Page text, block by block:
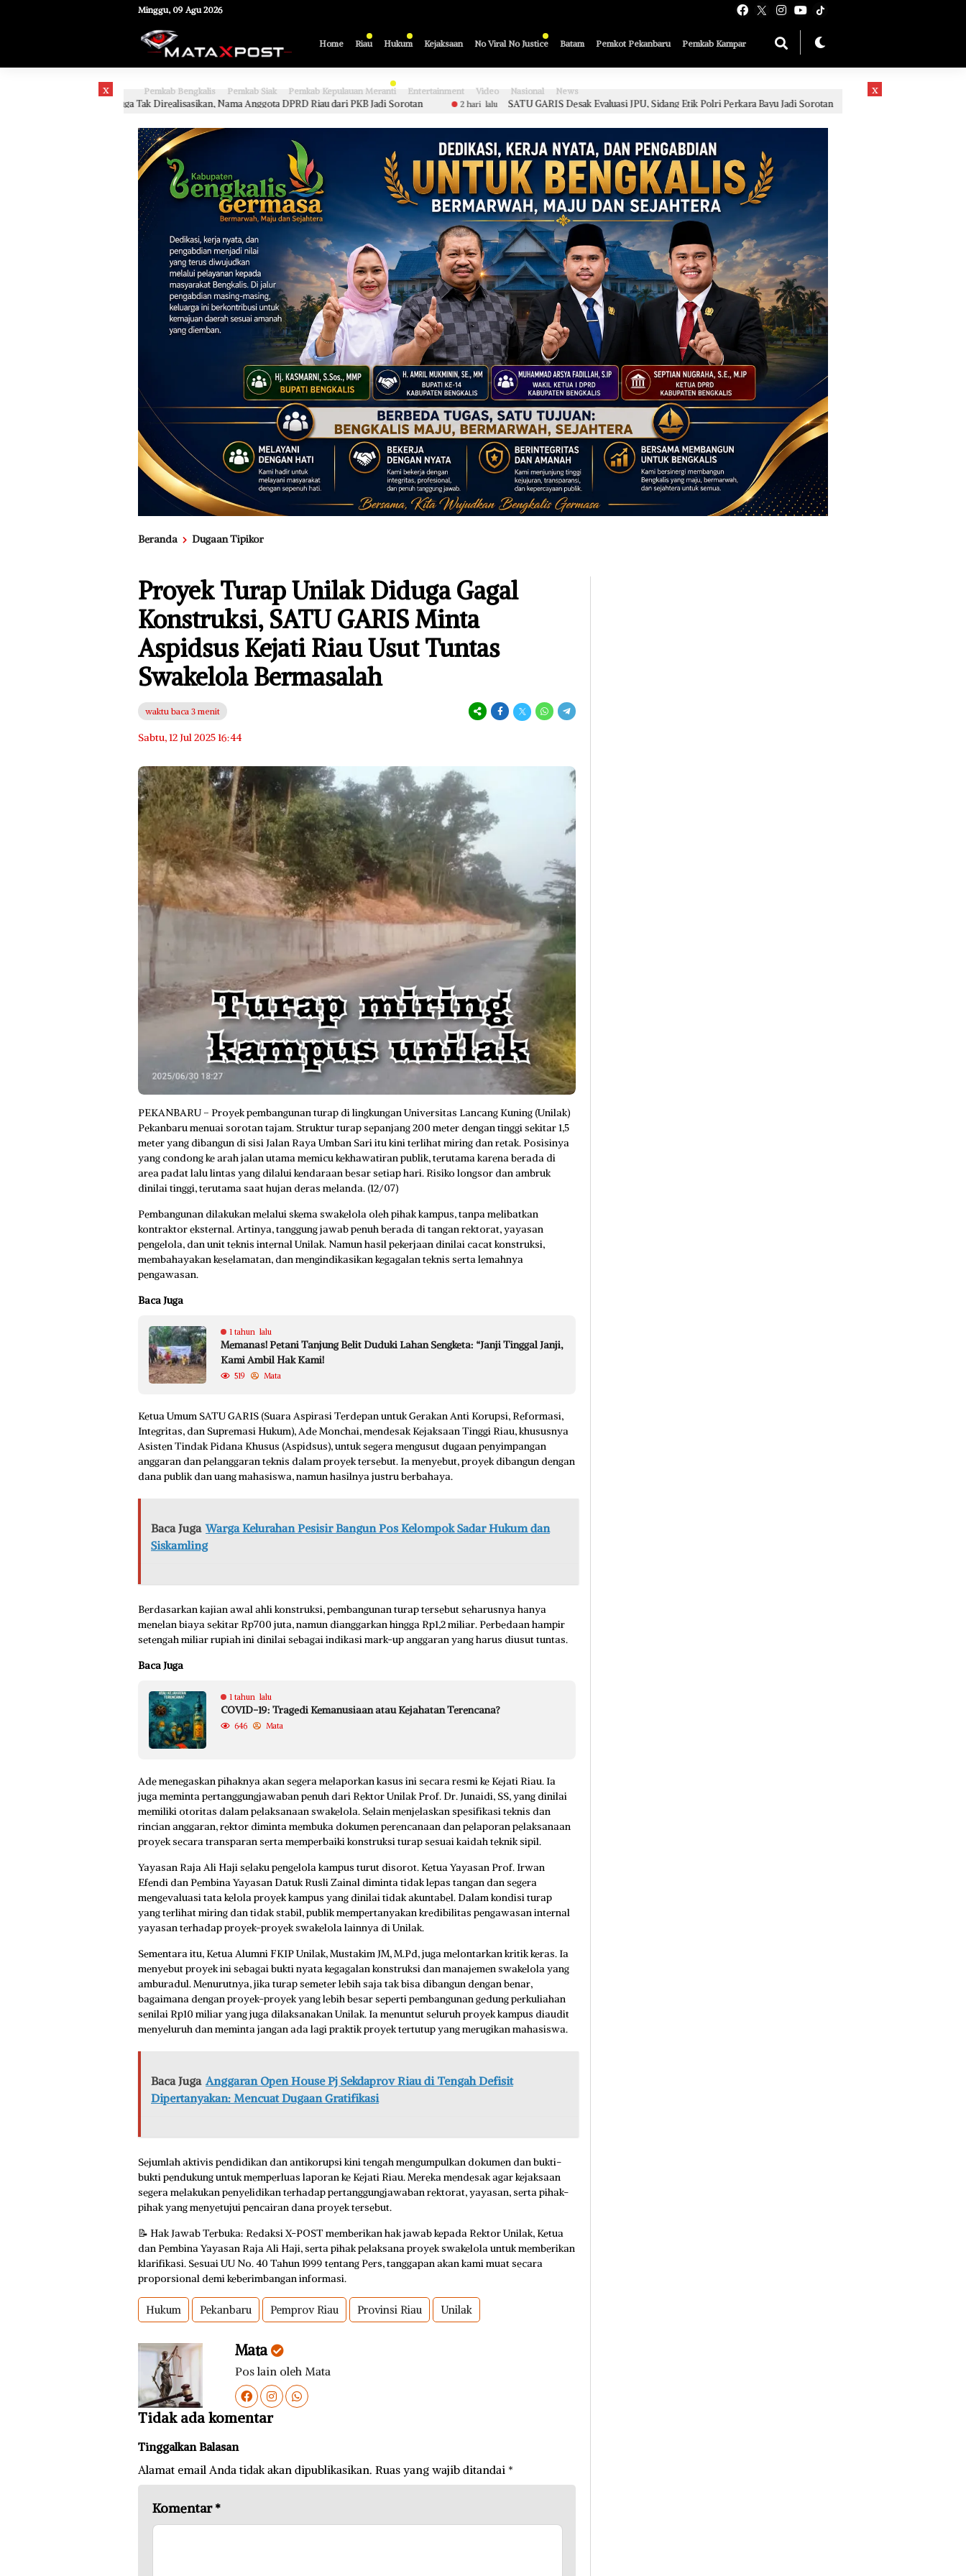
[gnpub_google_news_follow]Minggu, 09 Agu 2026
Home Riau Hukum Kejaksaan No Viral No Justice Batam Pemkot Pekanbaru Pemkab Kampar
Pemkab Bengkalis Pemkab Siak Pemkab Kepulauan Meranti Entertainment Video Nasional News
x
Tak Direalisasikan, Nama Anggota DPRD Riau dari PKB Jadi Sorotan 2 hari lalu SATU GARIS Desak Evaluasi JPU, Sidang Etik Polri Perkara Bayu Jadi Sorotan 3 hari lalu Sidang Pelanggaran Kode Etik
Beranda Dugaan Tipikor
Proyek Turap Unilak Diduga Gagal
Konstruksi, SATU GARIS Minta
Aspidsus Kejati Riau Usut Tuntas
Swakelola Bermasalah
waktu baca 3 menit
Sabtu, 12 Jul 2025 16:44
PEKANBARU – Proyek pembangunan turap di lingkungan Universitas Lancang Kuning (Unilak)
Pekanbaru menuai sorotan tajam. Struktur turap sepanjang 200 meter dengan tinggi sekitar 1,5
meter yang dibangun di sisi Jalan Raya Umban Sari itu kini terlihat miring dan retak. Posisinya
yang condong ke arah jalan utama memicu kekhawatiran publik, terutama karena berada di
area padat lalu lintas yang dilalui kendaraan besar setiap hari. Risiko longsor dan ambruk
dinilai tinggi, terutama saat hujan deras melanda. (12/07)
Pembangunan dilakukan melalui skema swakelola oleh pihak kampus, tanpa melibatkan
kontraktor eksternal. Artinya, tanggung jawab penuh berada di tangan rektorat, yayasan
pengelola, dan unit teknis internal Unilak. Namun hasil pekerjaan dinilai cacat konstruksi,
membahayakan keselamatan, dan mengindikasikan kegagalan teknis serta lemahnya
pengawasan.
Baca Juga
1 tahun lalu
Memanas! Petani Tanjung Belit Duduki Lahan Sengketa: “Janji Tinggal Janji,
Kami Ambil Hak Kami!
519 Mata
Ketua Umum SATU GARIS (Suara Aspirasi Terdepan untuk Gerakan Anti Korupsi, Reformasi,
Integritas, dan Supremasi Hukum), Ade Monchai, mendesak Kejaksaan Tinggi Riau, khususnya
Asisten Tindak Pidana Khusus (Aspidsus), untuk segera mengusut dugaan penyimpangan
anggaran dan pelanggaran teknis dalam proyek tersebut. Ia menyebut, proyek dibangun dengan
dana publik dan uang mahasiswa, namun hasilnya justru berbahaya.
Baca Juga Warga Kelurahan Pesisir Bangun Pos Kelompok Sadar Hukum dan
Siskamling
Berdasarkan kajian awal ahli konstruksi, pembangunan turap tersebut seharusnya hanya
menelan biaya sekitar Rp700 juta, namun dianggarkan hingga Rp1,2 miliar. Perbedaan hampir
setengah miliar rupiah ini dinilai sebagai indikasi mark-up anggaran yang harus diusut tuntas.
Baca Juga
1 tahun lalu
COVID-19: Tragedi Kemanusiaan atau Kejahatan Terencana?
646 Mata
Ade menegaskan pihaknya akan segera melaporkan kasus ini secara resmi ke Kejati Riau. Ia
juga meminta pertanggungjawaban penuh dari Rektor Unilak Prof. Dr. Junaidi, SS, yang dinilai
memiliki otoritas dalam pelaksanaan swakelola. Selain menjelaskan spesifikasi teknis dan
rincian anggaran, rektor diminta membuka dokumen perencanaan dan pelaporan pelaksanaan
proyek secara transparan serta memperbaiki konstruksi turap sesuai kaidah teknik sipil.
Yayasan Raja Ali Haji selaku pengelola kampus turut disorot. Ketua Yayasan Prof. Irwan
Efendi dan Pembina Yayasan Datuk Rusli Zainal diminta tidak lepas tangan dan segera
mengevaluasi tata kelola proyek kampus yang dinilai tidak akuntabel. Dalam kondisi turap
yang terlihat miring dan tidak stabil, publik mempertanyakan kredibilitas pengawasan internal
yayasan terhadap proyek-proyek swakelola lainnya di Unilak.
Sementara itu, Ketua Alumni FKIP Unilak, Mustakim JM, M.Pd, juga melontarkan kritik keras. Ia
menyebut proyek ini sebagai bukti nyata kegagalan konstruksi dan manajemen swakelola yang
amburadul. Menurutnya, jika turap semeter lebih saja tak bisa dibangun dengan benar,
bagaimana dengan proyek-proyek yang lebih besar seperti pembangunan gedung perkuliahan
senilai Rp10 miliar yang juga dilaksanakan Unilak. Ia menuntut seluruh proyek kampus diaudit
menyeluruh dan meminta jangan ada lagi praktik proyek tertutup yang merugikan mahasiswa.
Baca Juga Anggaran Open House Pj Sekdaprov Riau di Tengah Defisit
Dipertanyakan: Mencuat Dugaan Gratifikasi
Sejumlah aktivis pendidikan dan antikorupsi kini tengah mengumpulkan dokumen dan bukti-
bukti pendukung untuk memperluas laporan ke Kejati Riau. Mereka mendesak agar kejaksaan
segera melakukan penyelidikan terhadap pertanggungjawaban rektorat, yayasan, serta pihak-
pihak yang menyetujui pencairan dana proyek tersebut.
📝 Hak Jawab Terbuka: Redaksi X-POST memberikan hak jawab kepada Rektor Unilak, Ketua
dan Pembina Yayasan Raja Ali Haji, serta pihak pelaksana proyek swakelola untuk memberikan
klarifikasi. Sesuai UU No. 40 Tahun 1999 tentang Pers, tanggapan akan kami muat secara
proporsional demi keberimbangan informasi.
Hukum Pekanbaru Pemprov Riau Provinsi Riau Unilak
Mata
Pos lain oleh Mata
Tidak ada komentar
Tinggalkan Balasan
Alamat email Anda tidak akan dipublikasikan. Ruas yang wajib ditandai *
Komentar*
x